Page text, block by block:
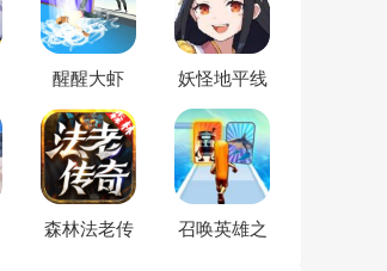
醒醒大虾 妖怪地平线
森林法老传
召唤英雄之